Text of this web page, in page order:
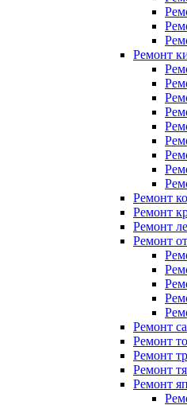
Ремонт
Ремонт
Ремонт
Ремонт
Ремонт
Ремонт
Ремонт
Ремонт
Ремонт
Ремонт